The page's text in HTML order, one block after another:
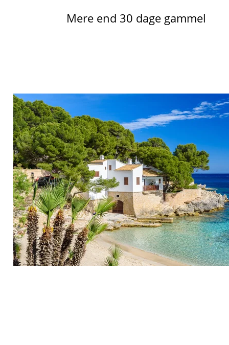
Mere end 30 dage gammel